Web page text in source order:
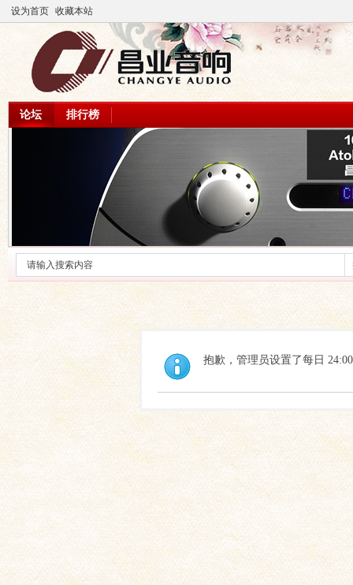
设为首页 收藏本站
论坛 排行榜
抱歉，管理员设置了每日